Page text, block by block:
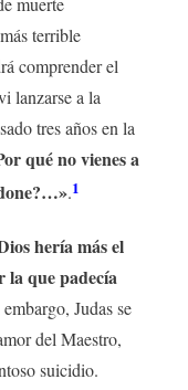
terrible
comprender el
lanzarse a la
tres años en la
qué no vienes a
.1
hería más el
la que padecía
Judas se
del Maestro,
suicidio.